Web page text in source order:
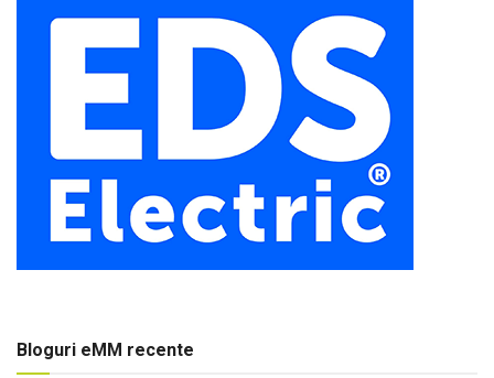
Bloguri eMM recente